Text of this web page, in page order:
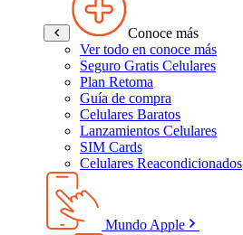
Conoce más
Ver todo en conoce más
Seguro Gratis Celulares
Plan Retoma
Guía de compra
Celulares Baratos
Lanzamientos Celulares
SIM Cards
Celulares Reacondicionados
Mundo Apple